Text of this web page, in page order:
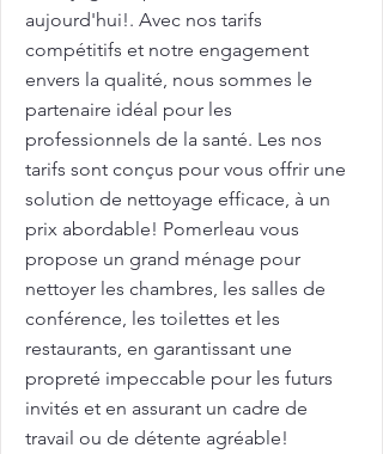
aujourd'hui!. Avec nos tarifs
compétitifs et notre engagement
envers la qualité, nous sommes le
partenaire idéal pour les
professionnels de la santé. Les nos
tarifs sont conçus pour vous offrir une
solution de nettoyage efficace, à un
prix abordable! Pomerleau vous
propose un grand ménage pour
nettoyer les chambres, les salles de
conférence, les toilettes et les
restaurants, en garantissant une
propreté impeccable pour les futurs
invités et en assurant un cadre de
travail ou de détente agréable!